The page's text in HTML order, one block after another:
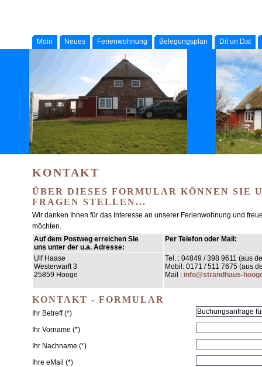
Moin Neues Ferienwohnung Belegungsplan Dit un Dat
KONTAKT
ÜBER DIESES FORMULAR KÖNNEN SIE
FRAGEN STELLEN...
Wir danken Ihnen für das Interesse an unserer Ferienwohnung und
möchten.
Auf dem Postweg erreichen Sie
uns unter der u.a. Adresse:
Per Telefon oder Mail:
Ulf Haase
Westerwarft 3
25859 Hooge
Tel. : 04849 / 398 9611 (aus
Mobil: 0171 / 511 7675 (aus
Mail : info@strandhaus-
KONTAKT - FORMULAR
Ihr Betreff (*)
Ihr Vorname (*)
Ihr Nachname (*)
Ihre eMail (*)